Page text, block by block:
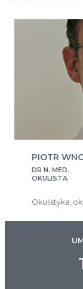
PIOTR
DR N. MED.
OKULISTA
Okulistyka,